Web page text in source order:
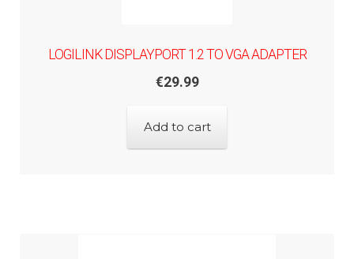
LOGILINK DISPLAYPORT 1.2 TO VGA ADAPTER
€29.99
Add to cart